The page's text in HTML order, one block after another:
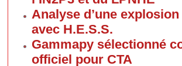
Analyse d’une
avec H.E.S.S.
Gammapy sélectionné
officiel pour CTA